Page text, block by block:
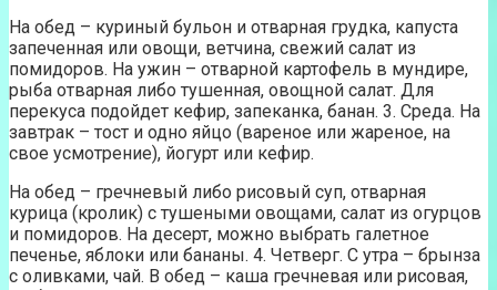
На обед – куриный бульон и отварная грудка, капуста
запеченная или овощи, ветчина, свежий салат из
помидоров. На ужин – отварной картофель в мундире,
рыба отварная либо тушенная, овощной салат. Для
перекуса подойдет кефир, запеканка, банан. 3. Среда. На
завтрак – тост и одно яйцо (вареное или жареное, на
свое усмотрение), йогурт или кефир.
На обед – гречневый либо рисовый суп, отварная
курица (кролик) с тушеными овощами, салат из огурцов
и помидоров. На десерт, можно выбрать галетное
печенье, яблоки или бананы. 4. Четверг. С утра – брынза
с оливками, чай. В обед – каша гречневая или рисовая,